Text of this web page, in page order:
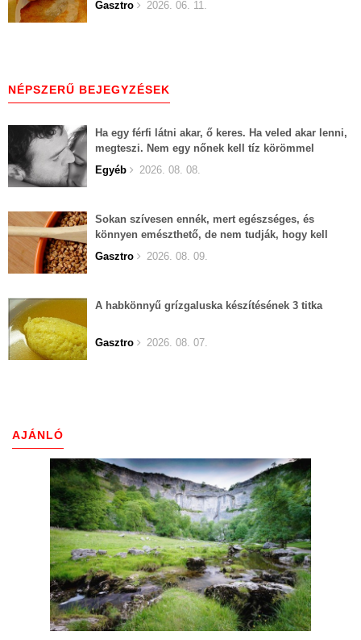
Gasztro 2026. 06. 11.
NÉPSZERŰ BEJEGYZÉSEK
Ha egy férfi látni akar, ő keres. Ha veled akar lenni,
megteszi. Nem egy nőnek kell tíz körömmel
belekapaszkodva mindent feláldozni.
Egyéb 2026. 08. 08.
Sokan szívesen ennék, mert egészséges, és
könnyen emészthető, de nem tudják, hogy kell
elkészíteni
Gasztro 2026. 08. 09.
A habkönnyű grízgaluska készítésének 3 titka
Gasztro 2026. 08. 07.
AJÁNLÓ